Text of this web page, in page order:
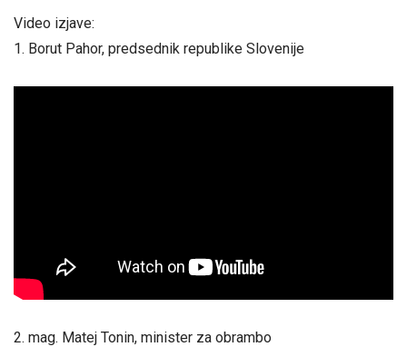
Video izjave:
1. Borut Pahor, predsednik republike Slovenije
2. mag. Matej Tonin, minister za obrambo